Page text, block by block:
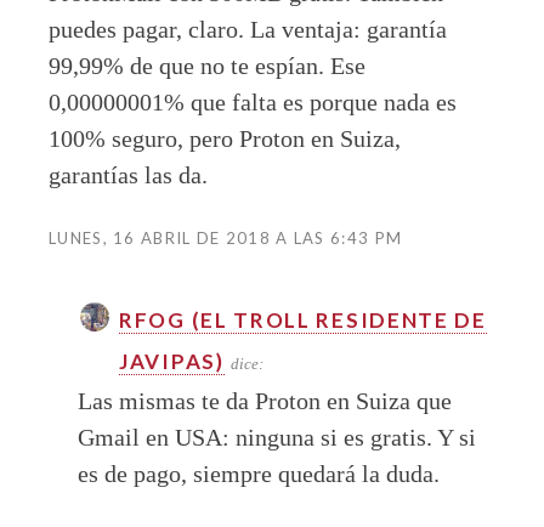
puedes pagar, claro. La ventaja: garantía
99,99% de que no te espían. Ese
0,00000001% que falta es porque nada es
100% seguro, pero Proton en Suiza,
garantías las da.
LUNES, 16 ABRIL DE 2018 A LAS 6:43 PM
RFOG (EL TROLL RESIDENTE DE
JAVIPAS) dice:
Las mismas te da Proton en Suiza que
Gmail en USA: ninguna si es gratis. Y si
es de pago, siempre quedará la duda.